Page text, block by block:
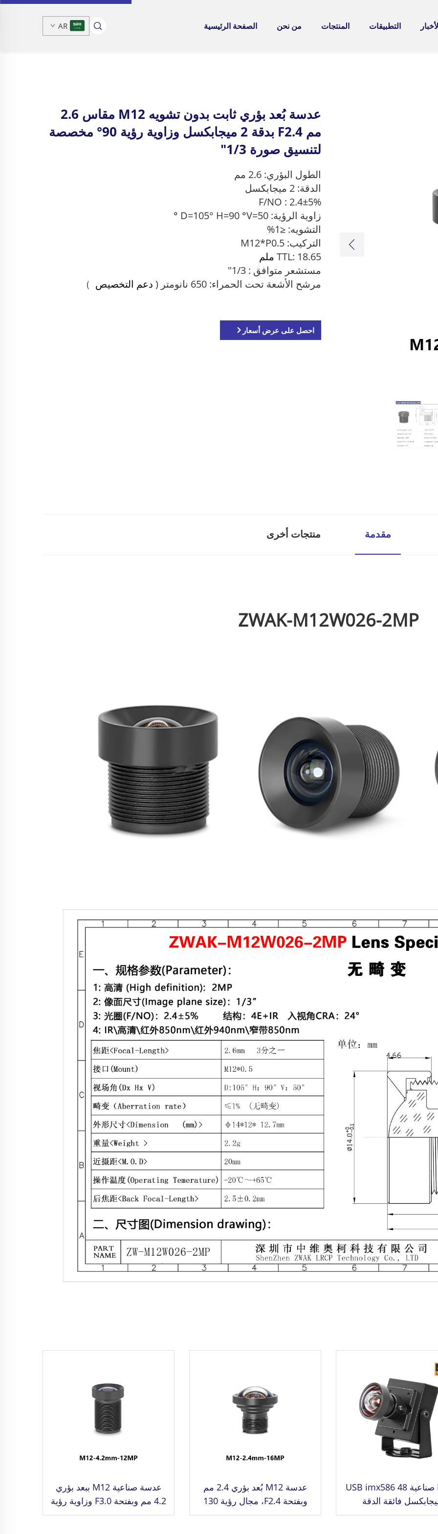
الصفحة الرئيسية من نحن المنتجات التطبيقات AR
عدسة بُعد بؤري ثابت بدون تشويه M12 مقاس 2.6
مم F2.4 بدقة 2 ميجابكسل وزاوية رؤية 90° مخصصة
لتنسيق صورة 1/3"
الطول البؤري: 2.6 مم
الدقة: 2 ميجابكسل
F/NO : 2.4±5%
زاوية الرؤية: D=105° H=90
°V=50
°
التشويه: ≤1%
التركيب: M12*P0.5
TTL: 18.65 ملم
مستشعر متوافق : 1/3"
مرشح الأشعة تحت الحمراء: 650 نانومتر (
دعم التخصيص ）
احصل على عرض أسعار
مقدمة منتجات أخرى
ZWAK-M12W026-2MP
كاميرا صناعية USB imx586 48
فائقة الدقة
8000x6000 مستشعر 1/2
عدسة M12 بُعد بؤري 2.4 مم
وبفتحة F2.4، مجال رؤية 130
درجة، دقة 16 ميجابكسل،
عدسة صناعية M12 ببعد بؤري
4.2 مم وبفتحة F3.0 وزاوية رؤية
72 درجة، 12 ميجابكسل، خالية